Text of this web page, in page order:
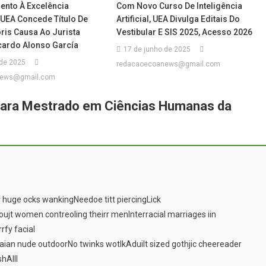
À Excelência
Concede Título De
Causa Ao Jurista
Alonso García
2025
Com Novo Curso De Inteligência
Artificial, UEA Divulga Editais Do
Vestibular E SIS 2025, Acesso 2026
17 de junho de 2025
redacaoecoanews@gmail.com
Mestrado em Ciências Humanas da
ocks wankingNeedoe titt piercingLick
women contreoling theirr menInterracial marriages iin
facial
nude outdoorNo twinks wotlkAduilt sized gothjic cheereader